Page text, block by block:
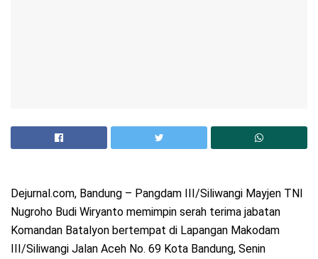
Dejurnal.com, Bandung – Pangdam III/Siliwangi Mayjen TNI
Nugroho Budi Wiryanto memimpin serah terima jabatan
Komandan Batalyon bertempat di Lapangan Makodam
III/Siliwangi Jalan Aceh No. 69 Kota Bandung, Senin